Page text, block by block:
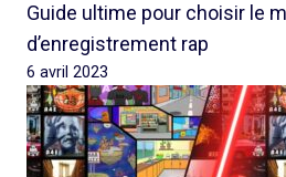
Guide ultime pour choisir le
d’enregistrement rap
6 avril 2023